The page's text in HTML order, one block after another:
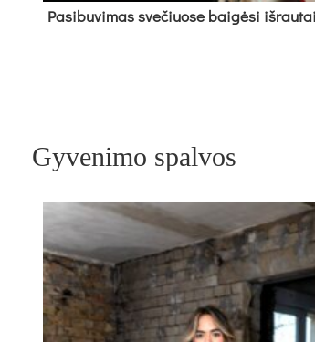
Pa­si­bu­vi­mas sve­čiuo­se bai­gė­si
Gyvenimo spalvos